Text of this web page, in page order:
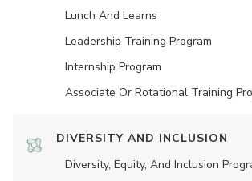
Lunch And Learns
Leadership Training Program
Internship Program
Associate Or Rotational Training
DIVERSITY AND INCLUSION
Diversity, Equity, And Inclusion